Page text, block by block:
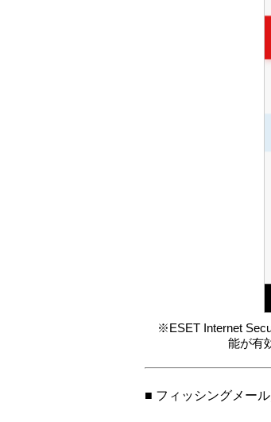
※ESET Internet
能が有
■ フィッシングメー